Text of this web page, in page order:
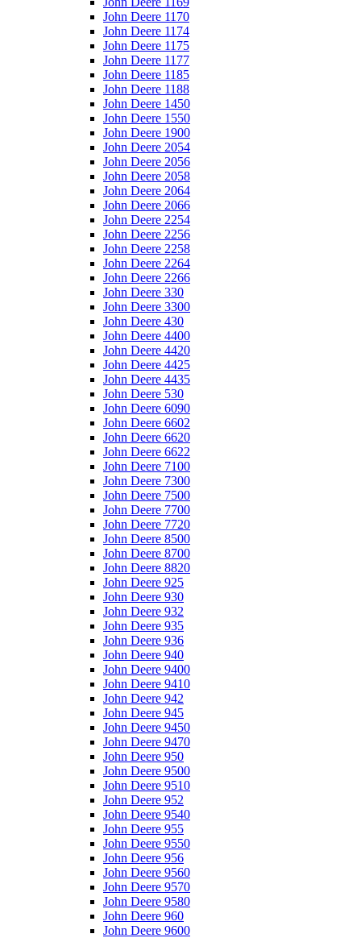
John Deere 1170
John Deere 1174
John Deere 1175
John Deere 1177
John Deere 1185
John Deere 1188
John Deere 1450
John Deere 1550
John Deere 1900
John Deere 2054
John Deere 2056
John Deere 2058
John Deere 2064
John Deere 2066
John Deere 2254
John Deere 2256
John Deere 2258
John Deere 2264
John Deere 2266
John Deere 330
John Deere 3300
John Deere 430
John Deere 4400
John Deere 4420
John Deere 4425
John Deere 4435
John Deere 530
John Deere 6090
John Deere 6602
John Deere 6620
John Deere 6622
John Deere 7100
John Deere 7300
John Deere 7500
John Deere 7700
John Deere 7720
John Deere 8500
John Deere 8700
John Deere 8820
John Deere 925
John Deere 930
John Deere 932
John Deere 935
John Deere 936
John Deere 940
John Deere 9400
John Deere 9410
John Deere 942
John Deere 945
John Deere 9450
John Deere 9470
John Deere 950
John Deere 9500
John Deere 9510
John Deere 952
John Deere 9540
John Deere 955
John Deere 9550
John Deere 956
John Deere 9560
John Deere 9570
John Deere 9580
John Deere 960
John Deere 9600